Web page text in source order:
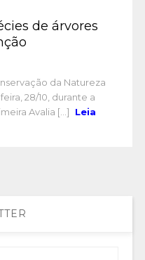
de árvores
da Natureza
28/10, durante a
Avalia [...]
Leia